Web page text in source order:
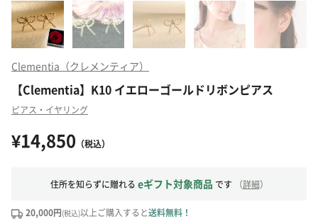
Clementia（クレメンティア）
【Clementia】K10 イエローゴールドリボンピアス
ピアス・イヤリング
¥14,850 （税込）
住所を知らずに贈れる eギフト対象商品 です （詳細）
20,000円(税込)以上ご購入すると送料無料！